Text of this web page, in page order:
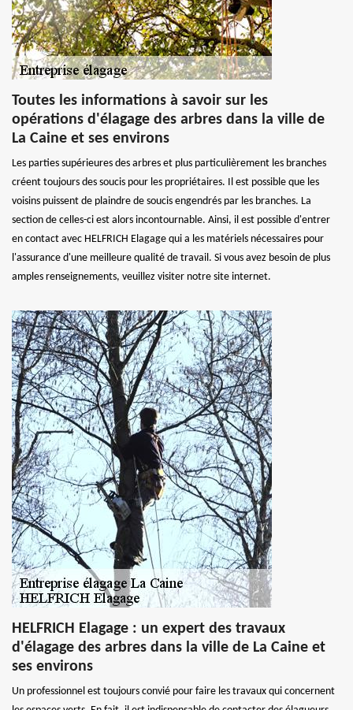
Toutes les informations à savoir sur les
opérations d'élagage des arbres dans la ville de
La Caine et ses environs
Les parties supérieures des arbres et plus particulièrement les branches
créent toujours des soucis pour les propriétaires. Il est possible que les
voisins puissent de plaindre de soucis engendrés par les branches. La
section de celles-ci est alors incontournable. Ainsi, il est possible d'entrer
en contact avec HELFRICH Elagage qui a les matériels nécessaires pour
l'assurance d'une meilleure qualité de travail. Si vous avez besoin de plus
amples renseignements, veuillez visiter notre site internet.
HELFRICH Elagage : un expert des travaux
d'élagage des arbres dans la ville de La Caine et
ses environs
Un professionnel est toujours convié pour faire les travaux qui concernent